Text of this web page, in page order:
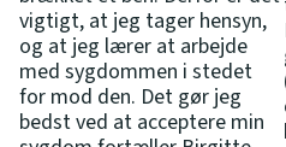
vigtigt, at jeg tager hensyn,
og at jeg lærer at arbejde
med sygdommen i stedet
for mod den. Det gør jeg
bedst ved at acceptere min